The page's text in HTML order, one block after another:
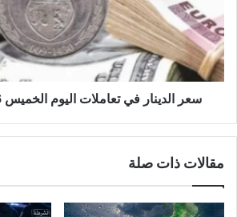
اليوم
الخميس
26
جانفي
2023
سعر الدينار في تعاملات اليوم الخميس 26 جانفي 2023
مقالات ذات صلة